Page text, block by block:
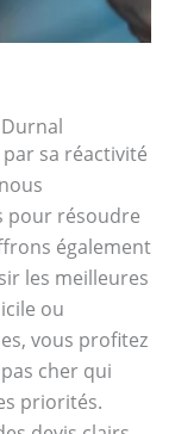
sa réactivité
pour résoudre
également
les meilleures
ou
vous profitez
cher qui
priorités.